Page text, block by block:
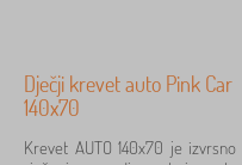
Dječji krevet auto Pink Car
140x70
Krevet AUTO 140x70 je izvrsno